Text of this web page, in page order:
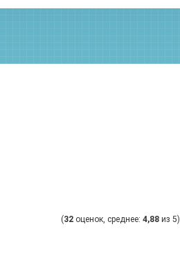
(32 оценок, среднее: 4,88 из 5)